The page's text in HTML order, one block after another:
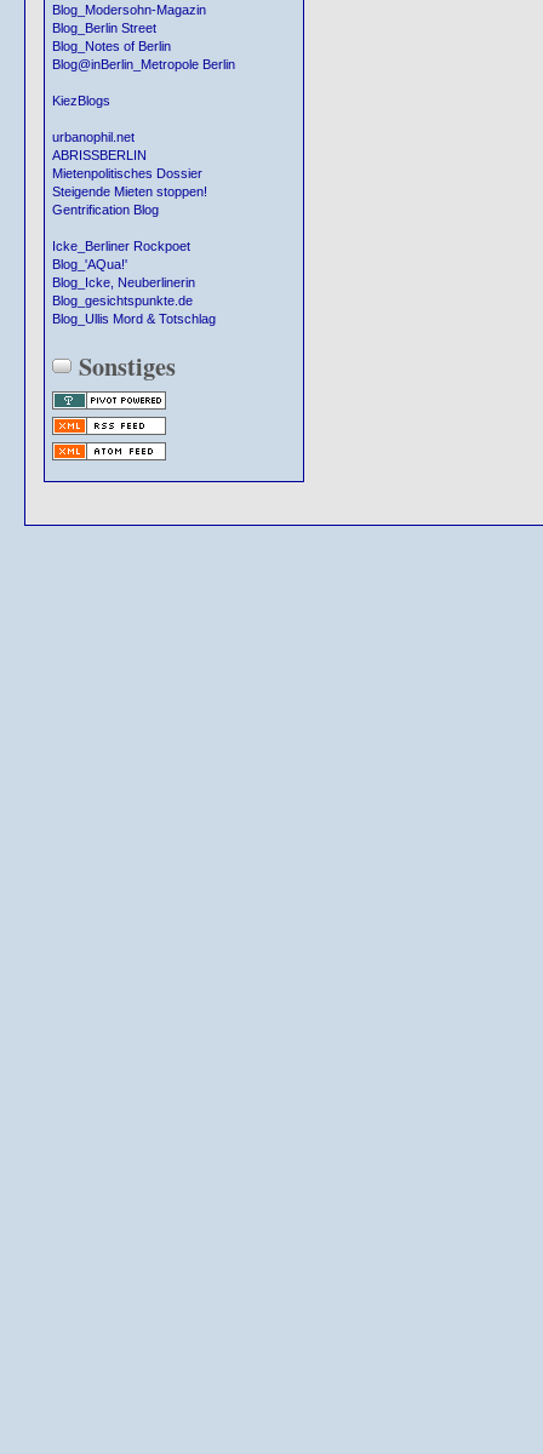
Blog_Modersohn-Magazin
Blog_Berlin Street
Blog_Notes of Berlin
Blog@inBerlin_Metropole Berlin
KiezBlogs
urbanophil.net
ABRISSBERLIN
Mietenpolitisches Dossier
Steigende Mieten stoppen!
Gentrification Blog
Icke_Berliner Rockpoet
Blog_'AQua!'
Blog_Icke, Neuberlinerin
Blog_gesichtspunkte.de
Blog_Ullis Mord & Totschlag
Sonstiges